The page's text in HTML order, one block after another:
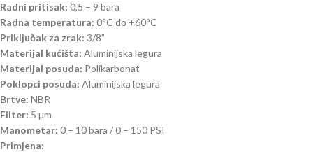
Radni pritisak: 0,5 – 9 bara
Radna temperatura: 0°C do +60°C
Priključak za zrak: 3/8”
Materijal kućišta: Aluminijska legura
Materijal posuda: Polikarbonat
Poklopci posuda: Aluminijska legura
Brtve: NBR
Filter: 5 µm
Manometar: 0 – 10 bara / 0 – 150 PSI
Primjena: